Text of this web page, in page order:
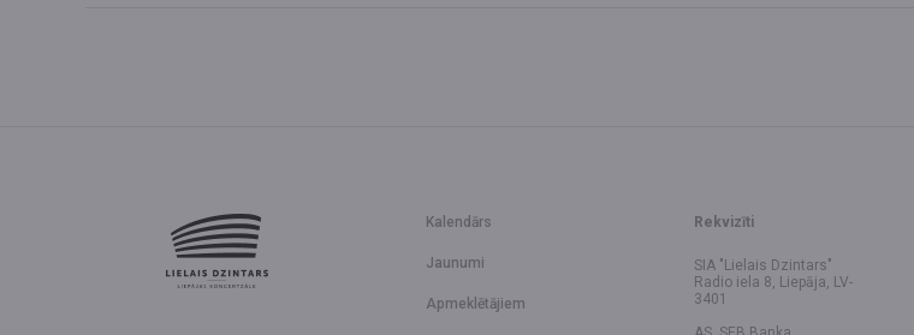
Kalendārs
Jaunumi
Apmeklētājiem
Rekvizīti
SIA "Lielais Dzintars"
Radio iela 8, Liepāja, LV-
3401